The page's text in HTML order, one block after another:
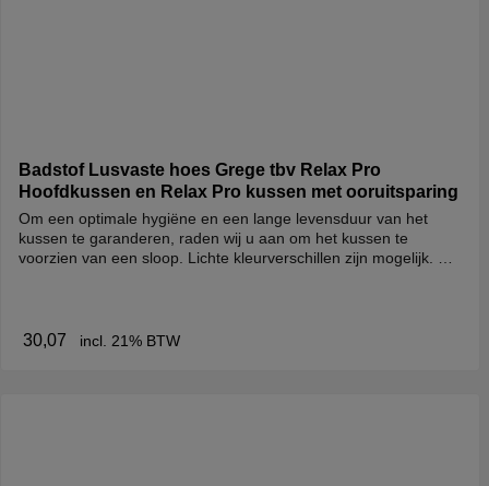
Badstof Lusvaste hoes Grege tbv Relax Pro
Hoofdkussen en Relax Pro kussen met ooruitsparing
Om een optimale hygiëne en een lange levensduur van het
kussen te garanderen, raden wij u aan om het kussen te
voorzien van een sloop. Lichte kleurverschillen zijn mogelijk. De
30,07 incl. 21% BTW